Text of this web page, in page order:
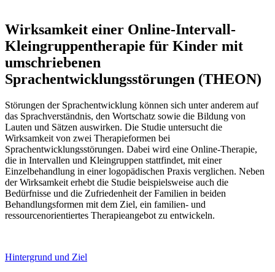
Wirksamkeit einer Online-Intervall-
Kleingruppentherapie für Kinder mit
umschriebenen
Sprachentwicklungsstörungen (THEON)
Störungen der Sprachentwicklung können sich unter anderem auf
das Sprachverständnis, den Wortschatz sowie die Bildung von
Lauten und Sätzen auswirken. Die Studie untersucht die
Wirksamkeit von zwei Therapieformen bei
Sprachentwicklungsstörungen. Dabei wird eine Online-Therapie,
die in Intervallen und Kleingruppen stattfindet, mit einer
Einzelbehandlung in einer logopädischen Praxis verglichen. Neben
der Wirksamkeit erhebt die Studie beispielsweise auch die
Bedürfnisse und die Zufriedenheit der Familien in beiden
Behandlungsformen mit dem Ziel, ein familien- und
ressourcenorientiertes Therapieangebot zu entwickeln.
Hintergrund und Ziel